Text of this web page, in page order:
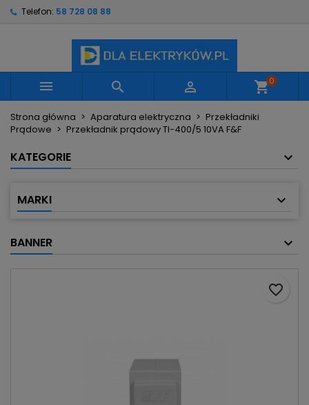
Telefon: 58 728 08 88
   shopping_cart0
Strona główna Aparatura elektryczna
Przekładniki
Prądowe
Przekładnik prądowy TI-400/5 10VA F&F
KATEGORIE
MARKI
BANNER
favorite_border
Utwórz nową listę
Nazwa listy życzeń
Anuluj Utwórz listę życzeń
Musisz być zalogowany by zapisać produkty na
swojej liście życzeń.
Anuluj Zaloguj się